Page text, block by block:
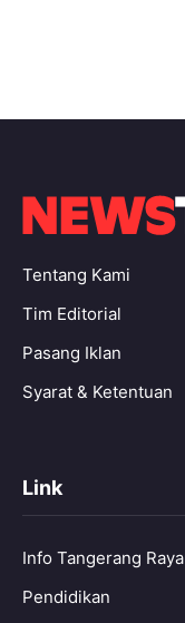
Tentang Kami
Tim Editorial
Pasang Iklan
Syarat & Ketentuan
Link
Info Tangerang Raya
Pendidikan